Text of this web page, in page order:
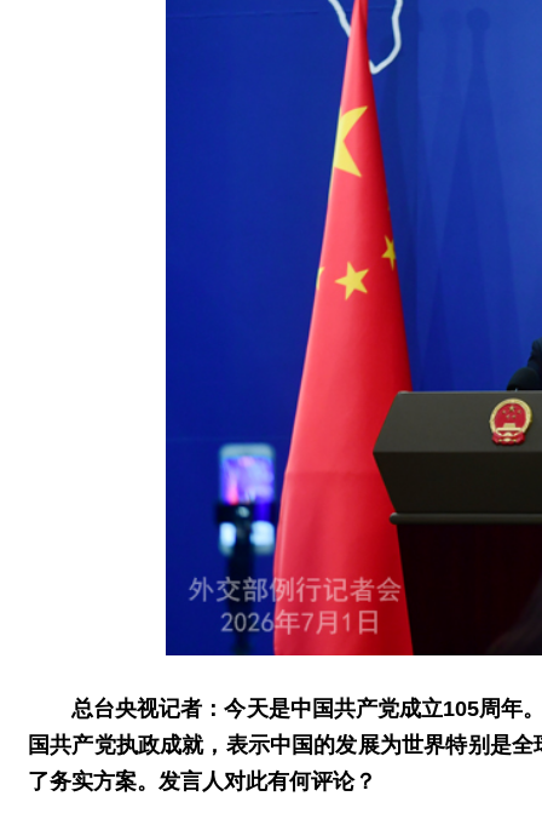
总台央视记者：今天是中国共产党成立105周年
国共产党执政成就，表示中国的发展为世界特别是
了务实方案。发言人对此有何评论？